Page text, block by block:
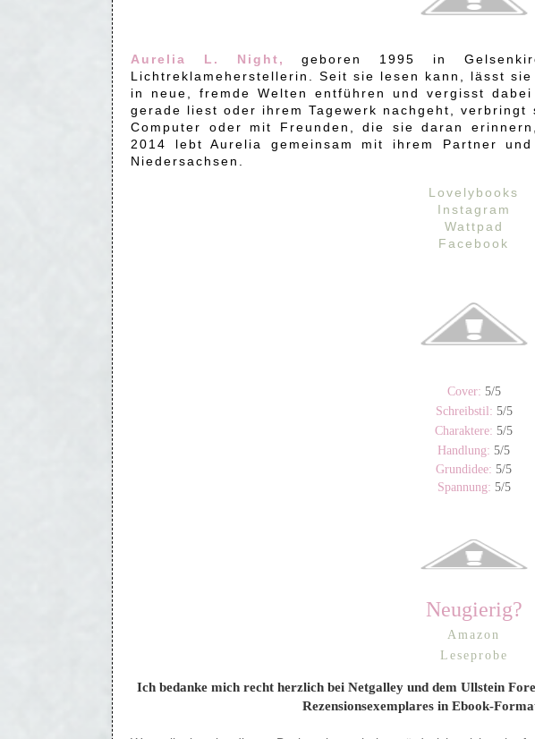
Aurelia L. Night,geboren 1995 in
Lichtreklameherstellerin. Seit sie lesen kann, lässt
in neue, fremde Welten entführen und vergisst
gerade liest oder ihrem Tagewerk nachgeht,
Computer oder mit Freunden, die sie daran
2014 lebt Aurelia gemeinsam mit ihrem Partner
Niedersachsen.
Lovelybooks
Instagram
Wattpad
Facebook
Cover: 5/5
Schreibstil: 5/5
Charaktere: 5/5
Handlung: 5/5
Grundidee: 5/5
Spannung: 5/5
Neugierig?
Amazon
Leseprobe
Ich bedanke mich recht herzlich bei Netgalley und dem Ullstein
Rezensionsexemplares in Ebook-